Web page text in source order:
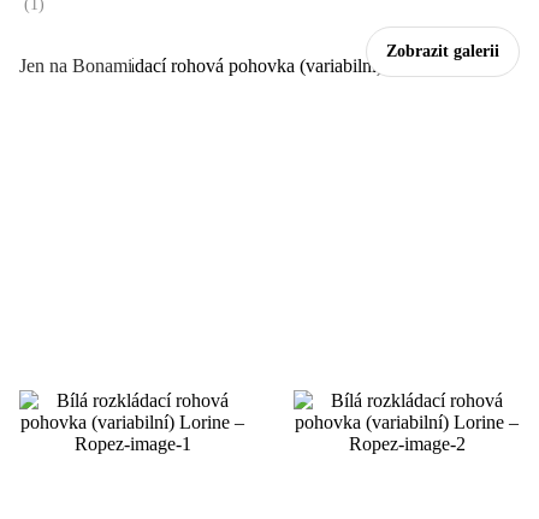
Zobrazit galerii
Jen na Bonami
(1 )